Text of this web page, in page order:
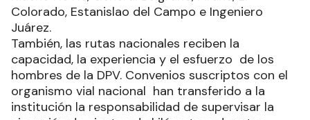
Colorado, Estanislao del Campo e Ingeniero
Juárez.
También, las rutas nacionales reciben la
capacidad, la experiencia y el esfuerzo de los
hombres de la DPV. Convenios suscriptos con el
organismo vial nacional han transferido a la
institución la responsabilidad de supervisar la